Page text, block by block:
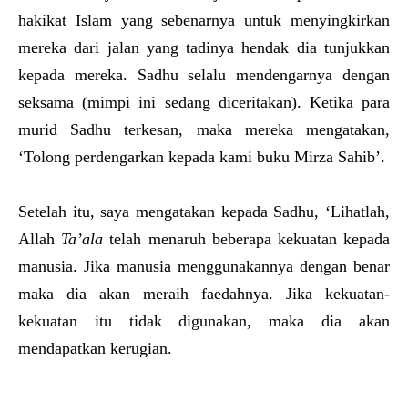
hakikat Islam yang sebenarnya untuk menyingkirkan
mereka dari jalan yang tadinya hendak dia tunjukkan
kepada mereka. Sadhu selalu mendengarnya dengan
seksama (mimpi ini sedang diceritakan). Ketika para
murid Sadhu terkesan, maka mereka mengatakan,
‘Tolong perdengarkan kepada kami buku Mirza Sahib’.
Setelah itu, saya mengatakan kepada Sadhu, ‘Lihatlah,
Allah Ta’ala telah menaruh beberapa kekuatan kepada
manusia. Jika manusia menggunakannya dengan benar
maka dia akan meraih faedahnya. Jika kekuatan-
kekuatan itu tidak digunakan, maka dia akan
mendapatkan kerugian.